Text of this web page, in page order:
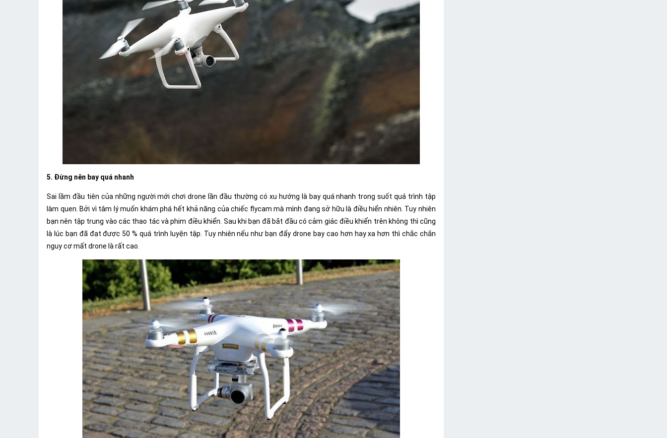
5. Đừng nên bay quá nhanh
Sai lầm đầu tiên của những người mới chơi drone lần đầu thường có xu hướng là bay quá nhanh trong suốt quá trình tập
làm quen. Bởi vì tâm lý muốn khám phá hết khả năng của chiếc flycam mà mình đang sở hữu là điều hiển nhiên. Tuy nhiên
bạn nên tập trung vào các thao tác và phim điều khiển. Sau khi bạn đã bắt đầu có cảm giác điều khiển trên không thì cũng
là lúc bạn đã đạt được 50 % quá trình luyện tập. Tuy nhiên nếu như bạn đẩy drone bay cao hơn hay xa hơn thì chắc chắn
nguy cơ mất drone là rất cao.